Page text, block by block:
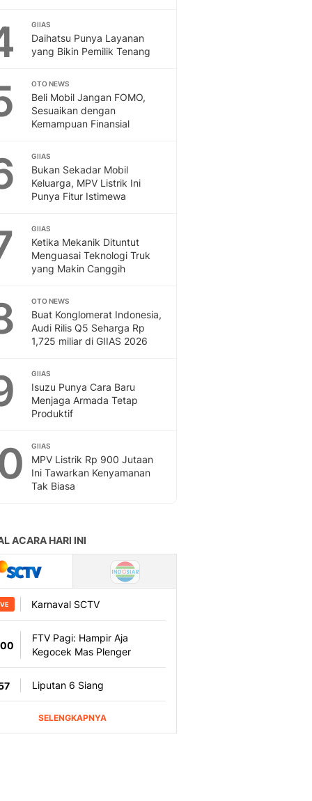
GIIAS
Daihatsu Punya Layanan
yang Bikin Pemilik Tenang
OTO NEWS
Beli Mobil Jangan FOMO,
Sesuaikan dengan
Kemampuan Finansial
GIIAS
Bukan Sekadar Mobil
Keluarga, MPV Listrik Ini
Punya Fitur Istimewa
GIIAS
Ketika Mekanik Dituntut
Menguasai Teknologi Truk
yang Makin Canggih
OTO NEWS
Buat Konglomerat Indonesia,
Audi Rilis Q5 Seharga Rp
1,725 miliar di GIIAS 2026
GIIAS
Isuzu Punya Cara Baru
Menjaga Armada Tetap
Produktif
GIIAS
MPV Listrik Rp 900 Jutaan
Ini Tawarkan Kenyamanan
Tak Biasa